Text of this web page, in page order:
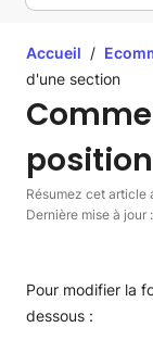
Accueil /
d'une section
Résumez cet article
Dernière mise à jour
Pour modifier la
dessous :